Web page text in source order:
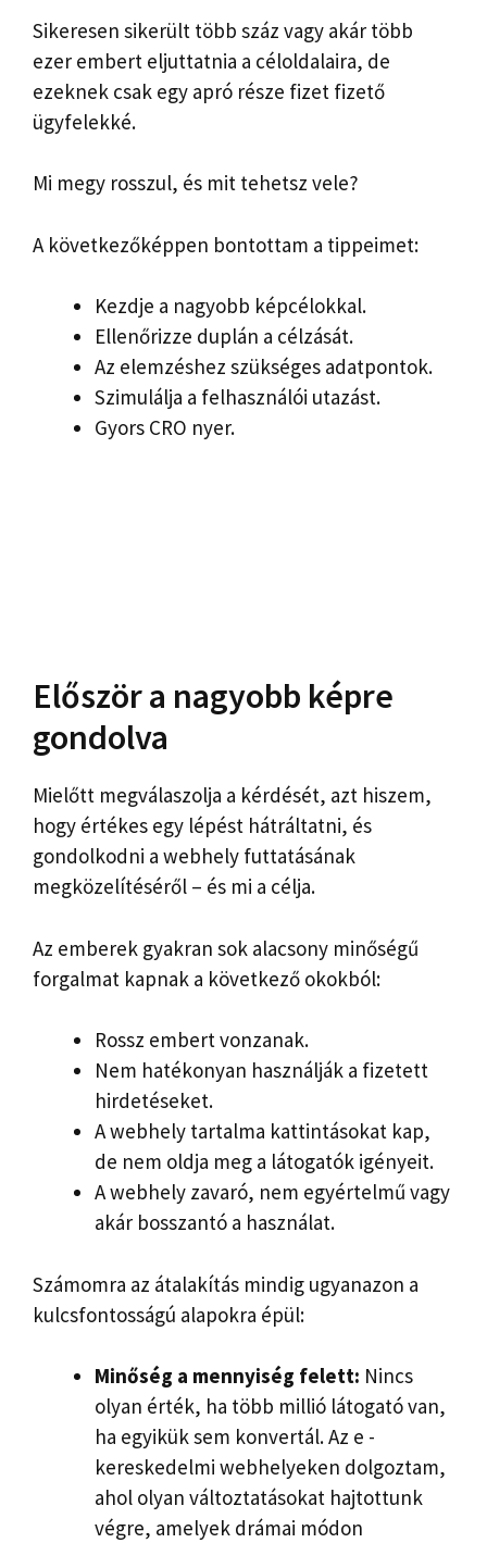
Sikeresen sikerült több száz vagy akár több
ezer embert eljuttatnia a céloldalaira, de
ezeknek csak egy apró része fizet fizető
ügyfelekké.
Mi megy rosszul, és mit tehetsz vele?
A következőképpen bontottam a tippeimet:
Kezdje a nagyobb képcélokkal.
Ellenőrizze duplán a célzását.
Az elemzéshez szükséges adatpontok.
Szimulálja a felhasználói utazást.
Gyors CRO nyer.
Először a nagyobb képre
gondolva
Mielőtt megválaszolja a kérdését, azt hiszem,
hogy értékes egy lépést hátráltatni, és
gondolkodni a webhely futtatásának
megközelítéséről – és mi a célja.
Az emberek gyakran sok alacsony minőségű
forgalmat kapnak a következő okokból:
Rossz embert vonzanak.
Nem hatékonyan használják a fizetett
hirdetéseket.
A webhely tartalma kattintásokat kap,
de nem oldja meg a látogatók igényeit.
A webhely zavaró, nem egyértelmű vagy
akár bosszantó a használat.
Számomra az átalakítás mindig ugyanazon a
kulcsfontosságú alapokra épül:
Minőség a mennyiség felett: Nincs
olyan érték, ha több millió látogató van,
ha egyikük sem konvertál. Az e -
kereskedelmi webhelyeken dolgoztam,
ahol olyan változtatásokat hajtottunk
végre, amelyek drámai módon